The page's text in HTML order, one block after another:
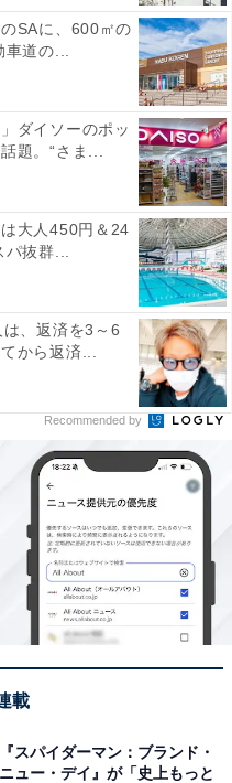
水が使われており、お
して乾燥しにくい。
ジーなど設備が充実し
ナと水風呂の交互浴も
夜24時までの遅い時
イフスタイルに合わせ
SAに、600㎡の
道の...
ダイソーのポッ
題。“さま...
は大人450円＆24
抜群...
、返済を3～6
から返済...
Recommended by
載
『スパイダーマン：ブランド・
ニュー・デイ』が「史上もっと